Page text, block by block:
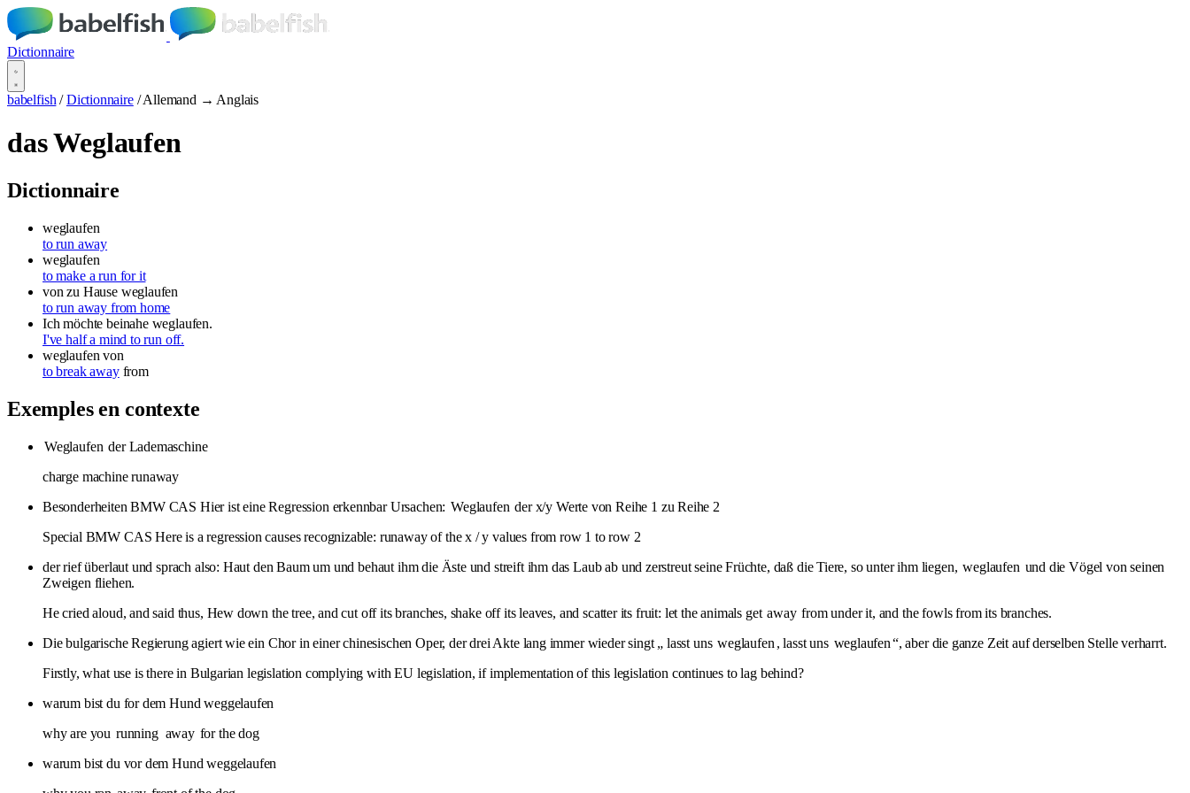
Dictionnaire
babelfish / Dictionnaire / Allemand → Anglais
das Weglaufen
Dictionnaire
weglaufen
to run away
weglaufen
to make a run for it
von zu Hause weglaufen
to run away from home
Ich möchte beinahe weglaufen.
I've half a mind to run off.
weglaufen von
to break away from
Exemples en contexte
Weglaufen der Lademaschine
charge machine runaway
Besonderheiten BMW CAS Hier ist eine Regression erkennbar Ursachen: Weglaufen der x/y Werte von Reihe 1 zu Reihe 2
Special BMW CAS Here is a regression causes recognizable: runaway of the x / y values ​​from row 1 to row 2
der rief überlaut und sprach also: Haut den Baum um und behaut ihm die Äste und streift ihm das Laub ab und zerstreut seine Früchte, daß die Tiere, so unter ihm liegen, weglaufen und die Vögel von seinen
Zweigen fliehen.
He cried aloud, and said thus, Hew down the tree, and cut off its branches, shake off its leaves, and scatter its fruit: let the animals get away from under it, and the fowls from its branches.
Die bulgarische Regierung agiert wie ein Chor in einer chinesischen Oper, der drei Akte lang immer wieder singt „ lasst uns weglaufen , lasst uns weglaufen“, aber die ganze Zeit auf derselben Stelle verharrt.
Firstly, what use is there in Bulgarian legislation complying with EU legislation, if implementation of this legislation continues to lag behind?
warum bist du for dem Hund weggelaufen
why are you running away for the dog
warum bist du vor dem Hund weggelaufen